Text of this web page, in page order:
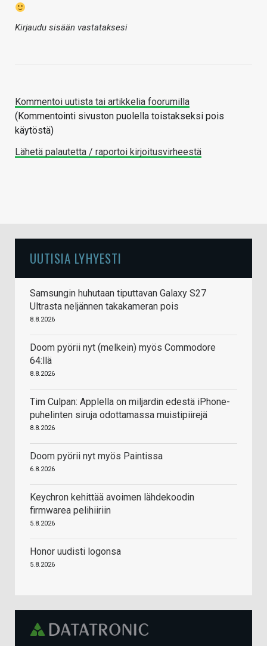
Kirjaudu sisään vastataksesi
Kommentoi uutista tai artikkelia foorumilla
(Kommentointi sivuston puolella toistakseksi pois
käytöstä)
Lähetä palautetta / raportoi kirjoitusvirheestä
UUTISIA LYHYESTI
Samsungin huhutaan tiputtavan Galaxy S27
Ultrasta neljännen takakameran pois
8.8.2026
Doom pyörii nyt (melkein) myös Commodore
64:llä
8.8.2026
Tim Culpan: Applella on miljardin edestä iPhone-
puhelinten siruja odottamassa muistipiirejä
8.8.2026
Doom pyörii nyt myös Paintissa
6.8.2026
Keychron kehittää avoimen lähdekoodin
firmwarea pelihiiriin
5.8.2026
Honor uudisti logonsa
5.8.2026